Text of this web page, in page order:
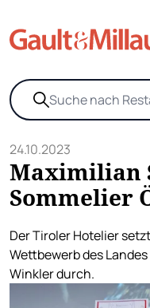
24.10.2023
Maximilian
Sommelier
Der Tiroler Hotelier
Wettbewerb des
Winkler durch.